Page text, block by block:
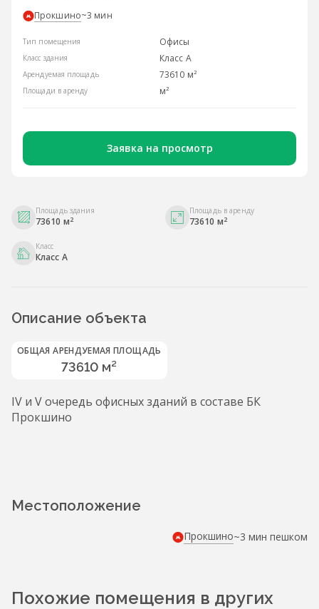
Прокшино~3 мин
Тип помещения Офисы
Класс здания Класс A
Арендуемая площадь 73610 м²
Площади в аренду м²
Заявка на просмотр
Площадь здания
73610 м2
Площадь в аренду
73610 м2
Класс
Класс A
Описание объекта
ОБЩАЯ АРЕНДУЕМАЯ ПЛОЩАДЬ
73610 м²
IV и V очередь офисных зданий в составе БК
Прокшино
Местоположение
Прокшино~3 мин пешком
Похожие помещения в других